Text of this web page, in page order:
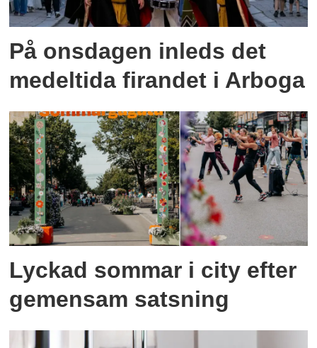
På onsdagen inleds det
medeltida firandet i Arboga
Lyckad sommar i city efter
gemensam satsning